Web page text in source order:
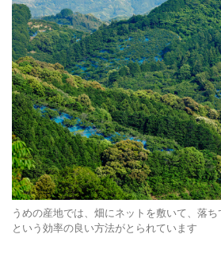
うめの産地では、畑にネットを敷いて、落
という効率の良い方法がとられています